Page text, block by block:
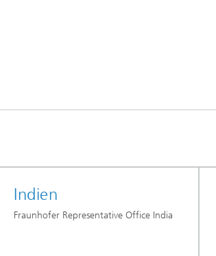
Indien
Fraunhofer Representative Office India